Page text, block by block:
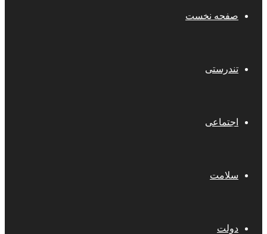
صفحه نخست
تندرستی
اجتماعی
سلامت
دولت